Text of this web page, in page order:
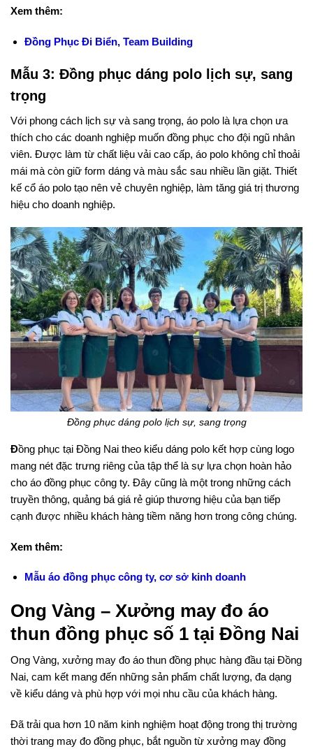
Xem thêm:
Đồng Phục Đi Biển, Team Building
Mẫu 3: Đồng phục dáng polo lịch sự, sang
trọng
Với phong cách lịch sự và sang trọng, áo polo là lựa chọn ưa
thích cho các doanh nghiệp muốn đồng phục cho đội ngũ nhân
viên. Được làm từ chất liệu vải cao cấp, áo polo không chỉ thoải
mái mà còn giữ form dáng và màu sắc sau nhiều lần giặt. Thiết
kế cổ áo polo tạo nên vẻ chuyên nghiệp, làm tăng giá trị thương
hiệu cho doanh nghiệp.
Đồng phục dáng polo lịch sự, sang trọng
Đồng phục tại Đồng Nai theo kiểu dáng polo kết hợp cùng logo
mang nét đặc trưng riêng của tập thể là sự lựa chọn hoàn hảo
cho áo đồng phục công ty. Đây cũng là một trong những cách
truyền thông, quảng bá giá rẻ giúp thương hiệu của bạn tiếp
cạnh được nhiều khách hàng tiềm năng hơn trong công chúng.
Xem thêm:
Mẫu áo đồng phục công ty, cơ sở kinh doanh
Ong Vàng – Xưởng may đo áo
thun đồng phục số 1 tại Đồng Nai
Ong Vàng, xưởng may đo áo thun đồng phục hàng đầu tại Đồng
Nai, cam kết mang đến những sản phẩm chất lượng, đa dạng
về kiểu dáng và phù hợp với mọi nhu cầu của khách hàng.
Đã trải qua hơn 10 năm kinh nghiệm hoạt động trong thị trường
thời trang may đo đồng phục, bắt nguồn từ xưởng may đồng